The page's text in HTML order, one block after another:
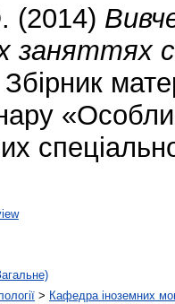
(2014)
заняттях
Збірник
> Кафедра іноземних